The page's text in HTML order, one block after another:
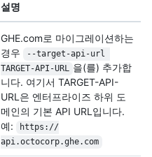
설명
GHE.com로 마이그레이션하는
경우
--target-api-url
TARGET-API-URL 을(를) 추가합
니다. 여기서 TARGET-API-
URL은 엔터프라이즈 하위 도
메인의 기본 API URL입니다.
예:
https://
api.octocorp.ghe.com